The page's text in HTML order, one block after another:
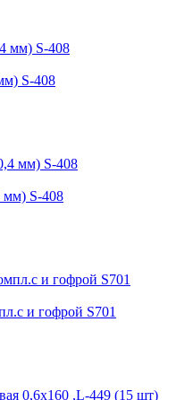
S-408
мм) S-408
и гофрой S701